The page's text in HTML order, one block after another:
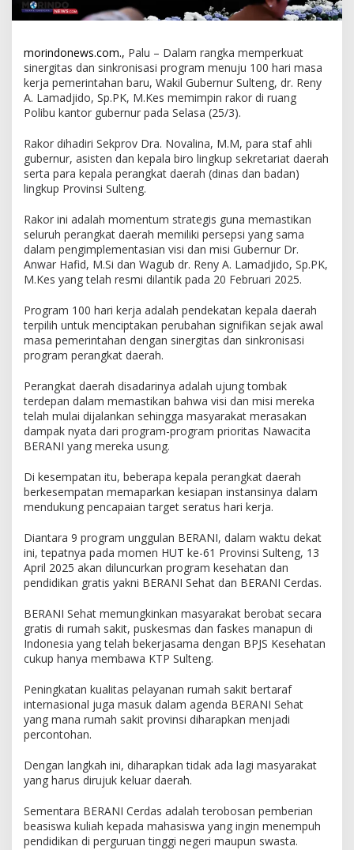
morindonews.com., Palu – Dalam rangka memperkuat
sinergitas dan sinkronisasi program menuju 100 hari masa
kerja pemerintahan baru, Wakil Gubernur Sulteng, dr. Reny
A. Lamadjido, Sp.PK, M.Kes memimpin rakor di ruang
Polibu kantor gubernur pada Selasa (25/3).
Rakor dihadiri Sekprov Dra. Novalina, M.M, para staf ahli
gubernur, asisten dan kepala biro lingkup sekretariat daerah
serta para kepala perangkat daerah (dinas dan badan)
lingkup Provinsi Sulteng.
Rakor ini adalah momentum strategis guna memastikan
seluruh perangkat daerah memiliki persepsi yang sama
dalam pengimplementasian visi dan misi Gubernur Dr.
Anwar Hafid, M.Si dan Wagub dr. Reny A. Lamadjido, Sp.PK,
M.Kes yang telah resmi dilantik pada 20 Februari 2025.
Program 100 hari kerja adalah pendekatan kepala daerah
terpilih untuk menciptakan perubahan signifikan sejak awal
masa pemerintahan dengan sinergitas dan sinkronisasi
program perangkat daerah.
Perangkat daerah disadarinya adalah ujung tombak
terdepan dalam memastikan bahwa visi dan misi mereka
telah mulai dijalankan sehingga masyarakat merasakan
dampak nyata dari program-program prioritas Nawacita
BERANI yang mereka usung.
Di kesempatan itu, beberapa kepala perangkat daerah
berkesempatan memaparkan kesiapan instansinya dalam
mendukung pencapaian target seratus hari kerja.
Diantara 9 program unggulan BERANI, dalam waktu dekat
ini, tepatnya pada momen HUT ke-61 Provinsi Sulteng, 13
April 2025 akan diluncurkan program kesehatan dan
pendidikan gratis yakni BERANI Sehat dan BERANI Cerdas.
BERANI Sehat memungkinkan masyarakat berobat secara
gratis di rumah sakit, puskesmas dan faskes manapun di
Indonesia yang telah bekerjasama dengan BPJS Kesehatan
cukup hanya membawa KTP Sulteng.
Peningkatan kualitas pelayanan rumah sakit bertaraf
internasional juga masuk dalam agenda BERANI Sehat
yang mana rumah sakit provinsi diharapkan menjadi
percontohan.
Dengan langkah ini, diharapkan tidak ada lagi masyarakat
yang harus dirujuk keluar daerah.
Sementara BERANI Cerdas adalah terobosan pemberian
beasiswa kuliah kepada mahasiswa yang ingin menempuh
pendidikan di perguruan tinggi negeri maupun swasta.